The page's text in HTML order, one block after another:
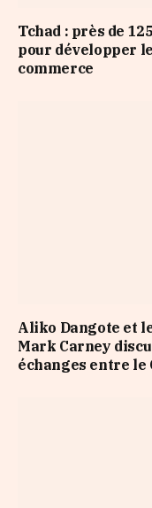
Tchad : près de
pour développer
commerce
Aliko Dangote et
Mark Carney
échanges entre le